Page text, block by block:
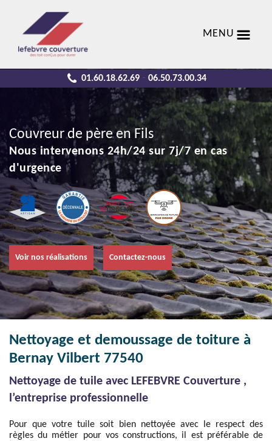
MENU
01.60.18.62.69 - 06.50.73.00.34
Couvreur de père en Fils
Nous intervenons 24h/24 sur 7j/7 en cas
d'urgence
Voir nos réalisations Contactez-nous
Nettoyage et demoussage de toiture à
Bernay Vilbert 77540
Nettoyage de tuile avec LEFEBVRE Couverture ,
l’entreprise professionnelle
Pour que votre tuile soit bien nettoyée avec le respect des
règles du métier pour vos constructions, il est préférable de